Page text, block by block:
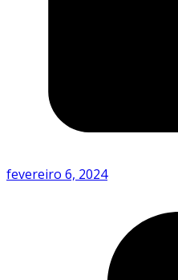
fevereiro 6, 2024